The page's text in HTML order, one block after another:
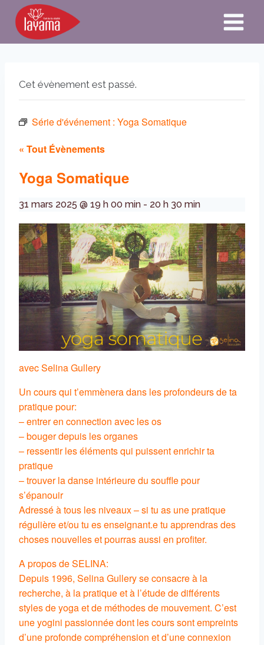
Aller
contenu
Cet évènement est passé.
Série d'événement : Yoga Somatique
« Tout Évènements
Yoga Somatique
31 mars 2025 @ 19 h 00 min - 20 h 30 min
avec Selina Gullery
Un cours qui t’emmènera dans les profondeurs de ta
pratique pour:
– entrer en connection avec les os
– bouger depuis les organes
– ressentir les éléments qui puissent enrichir ta
pratique
– trouver la danse intérieure du souffle pour
s’épanouir
Adressé à tous les niveaux – si tu as une pratique
régulière et/ou tu es enseignant.e tu apprendras des
choses nouvelles et pourras aussi en profiter.
A propos de SELINA:
Depuis 1996, Selina Gullery se consacre à la
recherche, à la pratique et à l’étude de différents
styles de yoga et de méthodes de mouvement. C’est
une yogini passionnée dont les cours sont empreints
d’une profonde compréhension et d’une connexion